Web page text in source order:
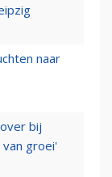
naar
bij
van groei'